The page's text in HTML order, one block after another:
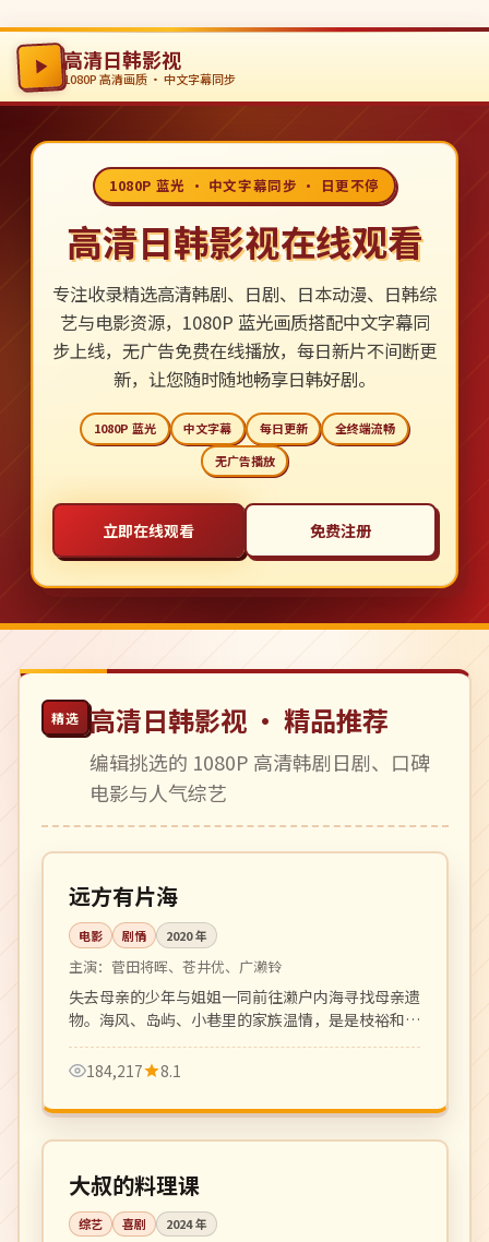
高清日韩影视
1080P 高清画质 · 中文字幕同步
1080P 蓝光 · 中文字幕同步 · 日更不停
高清日韩影视在线观看
专注收录精选高清韩剧、日剧、日本动漫、日韩综
艺与电影资源，1080P 蓝光画质搭配中文字幕同
步上线，无广告免费在线播放，每日新片不间断更
新，让您随时随地畅享日韩好剧。
1080P 蓝光 中文字幕 每日更新
全终端流畅
无广告播放
立即在线观看 免费注册
精选 高清日韩影视 · 精品推荐
编辑挑选的 1080P 高清韩剧日剧、口碑
电影与人气综艺
日本
高分
远方有片海
电影 剧情 2020年
主演： 菅田将晖、苍井优、广濑铃
失去母亲的少年与姐姐一同前往濑户内海寻找母亲遗
物。海风、岛屿、小巷里的家族温情，是是枝裕和式
家族电影的延续。
184,217
8.1
韩国
热播 更新至 10 期
大叔的料理课
综艺 喜剧 2024年